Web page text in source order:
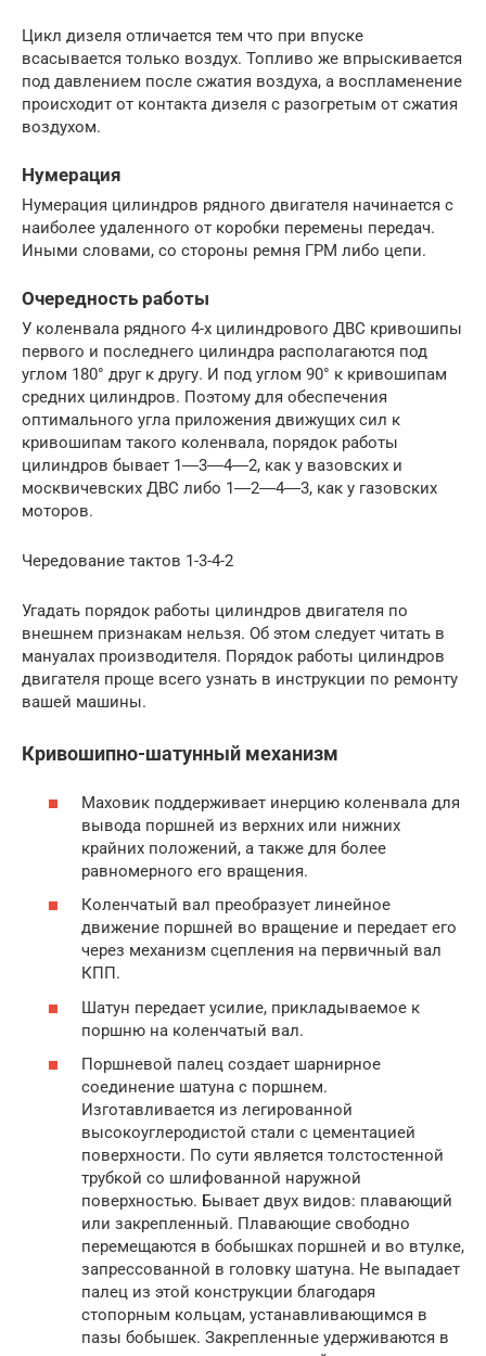
Цикл дизеля отличается тем что при впуске
всасывается только воздух. Топливо же впрыскивается
под давлением после сжатия воздуха, а воспламенение
происходит от контакта дизеля с разогретым от сжатия
воздухом.
Нумерация
Нумерация цилиндров рядного двигателя начинается с
наиболее удаленного от коробки перемены передач.
Иными словами, со стороны ремня ГРМ либо цепи.
Очередность работы
У коленвала рядного 4-х цилиндрового ДВС кривошипы
первого и последнего цилиндра располагаются под
углом 180° друг к другу. И под углом 90° к кривошипам
средних цилиндров. Поэтому для обеспечения
оптимального угла приложения движущих сил к
кривошипам такого коленвала, порядок работы
цилиндров бывает 1―3―4―2, как у вазовских и
москвичевских ДВС либо 1―2―4―3, как у газовских
моторов.
Чередование тактов 1-3-4-2
Угадать порядок работы цилиндров двигателя по
внешнем признакам нельзя. Об этом следует читать в
мануалах производителя. Порядок работы цилиндров
двигателя проще всего узнать в инструкции по ремонту
вашей машины.
Кривошипно-шатунный механизм
Маховик поддерживает инерцию коленвала для
вывода поршней из верхних или нижних
крайних положений, а также для более
равномерного его вращения.
Коленчатый вал преобразует линейное
движение поршней во вращение и передает его
через механизм сцепления на первичный вал
КПП.
Шатун передает усилие, прикладываемое к
поршню на коленчатый вал.
Поршневой палец создает шарнирное
соединение шатуна с поршнем.
Изготавливается из легированной
высокоуглеродистой стали с цементацией
поверхности. По сути является толстостенной
трубкой со шлифованной наружной
поверхностью. Бывает двух видов: плавающий
или закрепленный. Плавающие свободно
перемещаются в бобышках поршней и во втулке,
запрессованной в головку шатуна. Не выпадает
палец из этой конструкции благодаря
стопорным кольцам, устанавливающимся в
пазы бобышек. Закрепленные удерживаются в